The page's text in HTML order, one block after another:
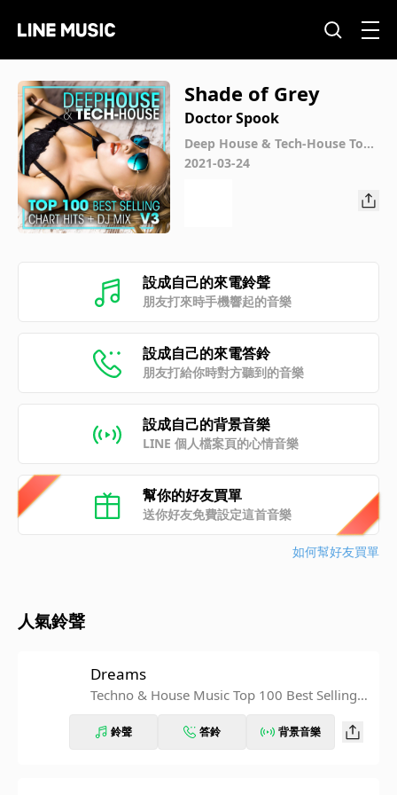
Shade of Grey
Doctor Spook
Deep House & Tech-House Top
100 Best Selling Chart Hits + DJ
2021-03-24
設成自己的來電鈴聲
朋友打來時手機響起的音樂
設成自己的來電答鈴
朋友打給你時對方聽到的音樂
設成自己的背景音樂
LINE 個人檔案頁的心情音樂
幫你的好友買單
送你好友免費設定這首音樂
如何幫好友買單
人氣鈴聲
Dreams
Techno & House Music Top 100 Best Selling C
鈴聲 答鈴 背景音樂